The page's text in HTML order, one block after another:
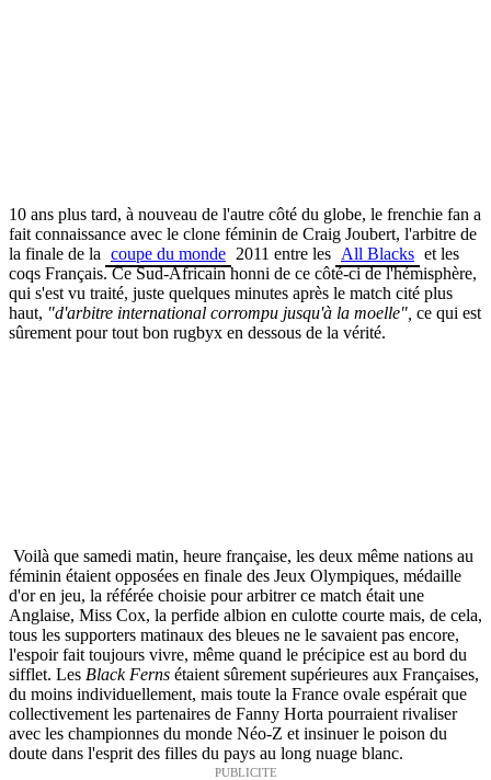
10 ans plus tard, à nouveau de l'autre côté du globe, le frenchie fan a
fait connaissance avec le clone féminin de Craig Joubert, l'arbitre de
la finale de la coupe du monde 2011 entre les All Blacks et les
coqs Français.Ce Sud-Africain honni de ce côté-ci de l'hémisphère,
qui s'est vu traité, juste quelques minutes après le match cité plus
haut, "d'arbitre international corrompu jusqu'à la moelle", ce qui est
sûrement pour tout bon rugbyx en dessous de la vérité.
Voilà que samedi matin, heure française, les deux même nations au
féminin étaient opposées en finale des Jeux Olympiques, médaille
d'or en jeu, la référée choisie pour arbitrer ce match était une
Anglaise, Miss Cox, la perfide albion en culotte courte mais, de cela,
tous les supporters matinaux des bleues ne le savaient pas encore,
l'espoir fait toujours vivre, même quand le précipice est au bord du
sifflet. Les Black Ferns étaient sûrement supérieures aux Françaises,
du moins individuellement, mais toute la France ovale espérait que
collectivement les partenaires de Fanny Horta pourraient rivaliser
avec les championnes du monde Néo-Z et insinuer le poison du
doute dans l'esprit des filles du pays au long nuage blanc.